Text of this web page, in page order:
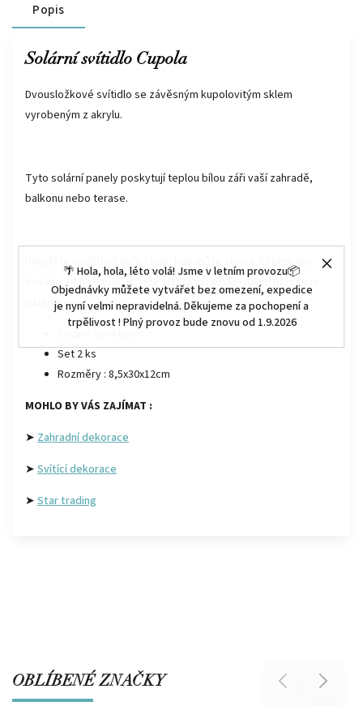
🌴 Hola, hola, léto volá! Jsme v letním provozu📦
Objednávky můžete vytvářet bez omezení, expedice
je nyní velmi nepravidelná. Děkujeme za pochopení a
trpělivost ! Plný provoz bude znovu od 1.9.2026
Popis
Solární svítidlo Cupola
Dvousložkové svítidlo se závěsným kupolovitým sklem
vyrobeným z akrylu.
Tyto solární panely poskytují teplou bílou záři vaší zahradě,
balkonu nebo terase.
Umístěte osvětlení uličky tam, kde může slunce během dne
dosáhnout na panel, abyste získali maximální nabití přiložené
baterie.
Solární osvětlení
Set 2 ks
Rozměry : 8,5x30x12cm
MOHLO BY VÁS ZAJÍMAT :
➤ Zahradní dekorace
➤ Svítící dekorace
➤ Star trading
OBLÍBENÉ ZNAČKY Previous Next